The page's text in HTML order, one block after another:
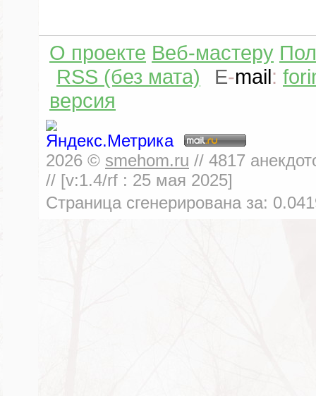
О проекте Веб-мастеру
RSS (без мата)
E-mail:
версия
2026 © smehom.ru // 4817
// [v:1.4/rf : 25 мая 2025]
Страница сгенерирована за: